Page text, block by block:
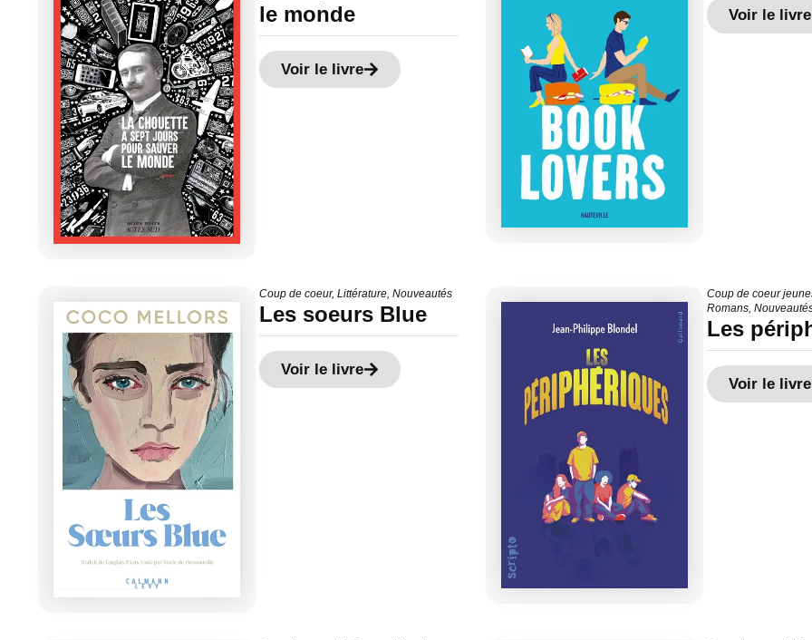
le monde
Voir le livre
Voir le livre
Coup de coeur,Littérature,Nouveautés
Les soeurs Blue
Voir le livre
Coup de coeur
Romans,
Les
Voir le livre